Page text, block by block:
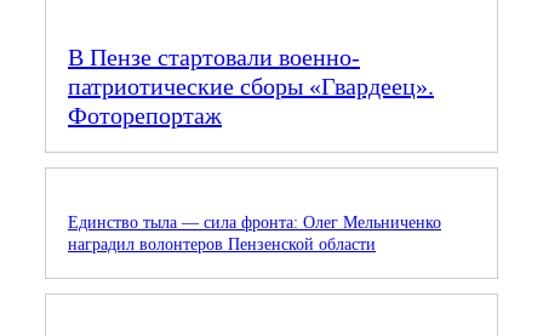
В Пензе стартовали военно-
патриотические сборы «Гвардеец».
Фоторепортаж
Единство тыла — сила фронта: Олег Мельниченко
наградил волонтеров Пензенской области